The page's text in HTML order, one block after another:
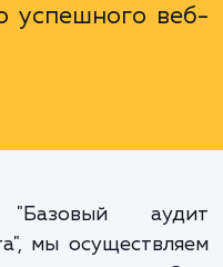
веб-
успешного